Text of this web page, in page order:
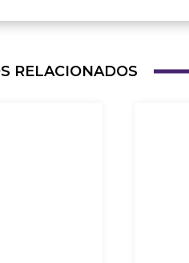
RELACIONADOS